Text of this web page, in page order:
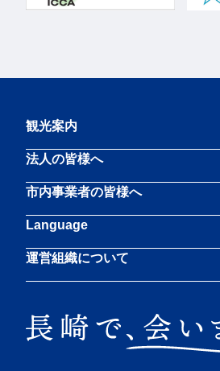
観光案内
法人の皆様へ
市内事業者の皆様へ
Language
運営組織について